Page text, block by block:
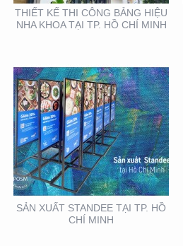
THIẾT KẾ THI CÔNG BẢNG HIỆU
NHA KHOA TẠI TP. HỒ CHÍ MINH
SẢN XUẤT STANDEE TẠI TP. HỒ
CHÍ MINH
THIẾT KẾ THI CÔNG KỆ
TRƯNG BÀY SẢN PHẨM
TẠI TP. HỒ CHÍ MINH